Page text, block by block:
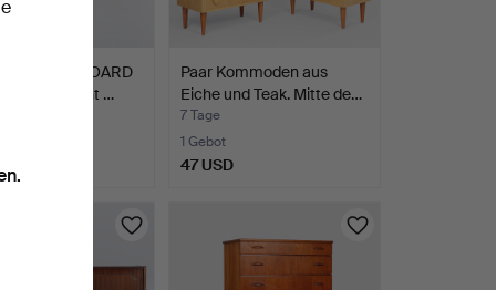
SIDEBOARD
Front …
Paar Kommoden aus
Eiche und Teak. Mitte de…
7 Tage
1 Gebot
47 USD